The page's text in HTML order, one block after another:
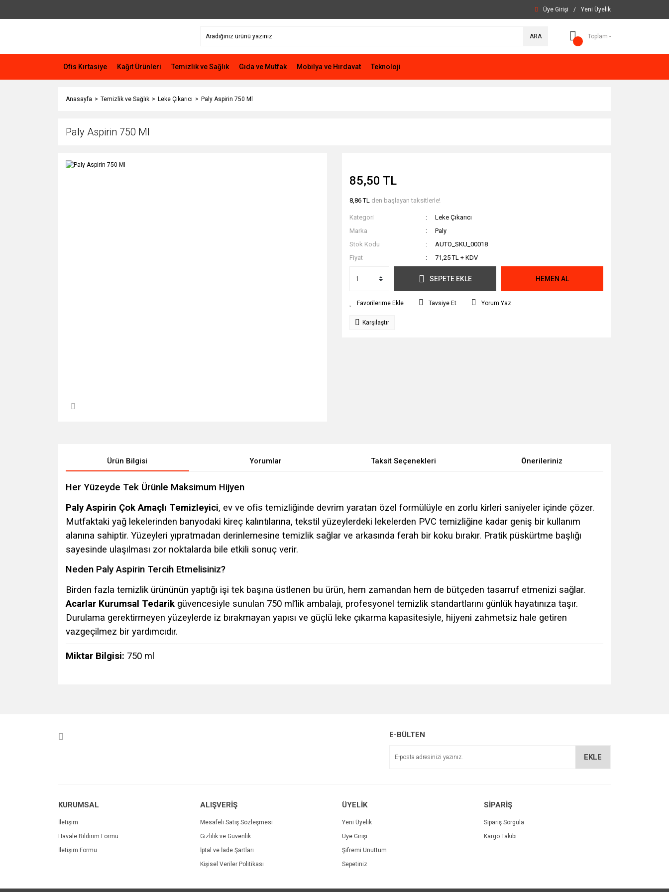
Üye Girişi / Yeni Üyelik
ARA Toplam -
Ofis Kırtasiye Kağıt Ürünleri Temizlik ve Sağlık Gıda ve Mutfak Mobilya ve Hırdavat Teknoloji
Anasayfa Temizlik ve Sağlık Leke Çıkarıcı Paly Aspirin 750 Ml
Paly Aspirin 750 Ml
85,50 TL
8,86 TL den başlayan taksitlerle!
Kategori
Leke Çıkarıcı
Marka
Paly
Stok Kodu
AUTO_SKU_00018
Fiyat
71,25 TL + KDV
SEPETE EKLE HEMEN AL
Tavsiye Et Yorum Yaz
Karşılaştır
Ürün Bilgisi Yorumlar Taksit Seçenekleri Önerileriniz
Her Yüzeyde Tek Ürünle Maksimum Hijyen
Paly Aspirin Çok Amaçlı Temizleyici, ev ve ofis temizliğinde devrim yaratan özel formülüyle en zorlu kirleri saniyeler içinde çözer.
Mutfaktaki yağ lekelerinden banyodaki kireç kalıntılarına, tekstil yüzeylerdeki lekelerden PVC temizliğine kadar geniş bir kullanım
alanına sahiptir. Yüzeyleri yıpratmadan derinlemesine temizlik sağlar ve arkasında ferah bir koku bırakır. Pratik püskürtme başlığı
sayesinde ulaşılması zor noktalarda bile etkili sonuç verir.
Neden Paly Aspirin Tercih Etmelisiniz?
Birden fazla temizlik ürününün yaptığı işi tek başına üstlenen bu ürün, hem zamandan hem de bütçeden tasarruf etmenizi sağlar.
Acarlar Kurumsal Tedarik güvencesiyle sunulan 750 ml’lik ambalajı, profesyonel temizlik standartlarını günlük hayatınıza taşır.
Durulama gerektirmeyen yüzeylerde iz bırakmayan yapısı ve güçlü leke çıkarma kapasitesiyle, hijyeni zahmetsiz hale getiren
vazgeçilmez bir yardımcıdır.
Miktar Bilgisi: 750 ml
E-BÜLTEN
EKLE
KURUMSAL
İletişim
Havale Bildirim Formu
İletişim Formu
ALIŞVERİŞ
Mesafeli Satış Sözleşmesi
Gizlilik ve Güvenlik
İptal ve İade Şartları
Kişisel Veriler Politikası
ÜYELİK
Yeni Üyelik
Üye Girişi
Şifremi Unuttum
Sepetiniz
SİPARİŞ
Sipariş Sorgula
Kargo Takibi